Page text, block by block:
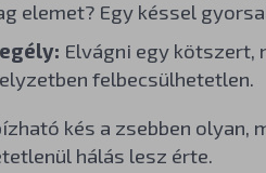
elemet? Egy késsel
Elvágni egy kötszert,
felbecsülhetetlen.
kés a zsebben olyan,
hálás lesz érte.